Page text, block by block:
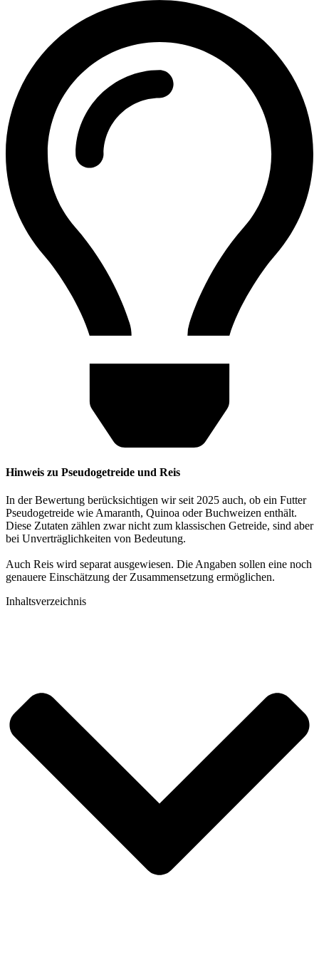
Hinweis zu Pseudogetreide und Reis
In der Bewertung berücksichtigen wir seit 2025 auch, ob ein Futter
Pseudogetreide wie Amaranth, Quinoa oder Buchweizen enthält.
Diese Zutaten zählen zwar nicht zum klassischen Getreide, sind aber
bei Unverträglichkeiten von Bedeutung.
Auch Reis wird separat ausgewiesen. Die Angaben sollen eine noch
genauere Einschätzung der Zusammensetzung ermöglichen.
Inhaltsverzeichnis​